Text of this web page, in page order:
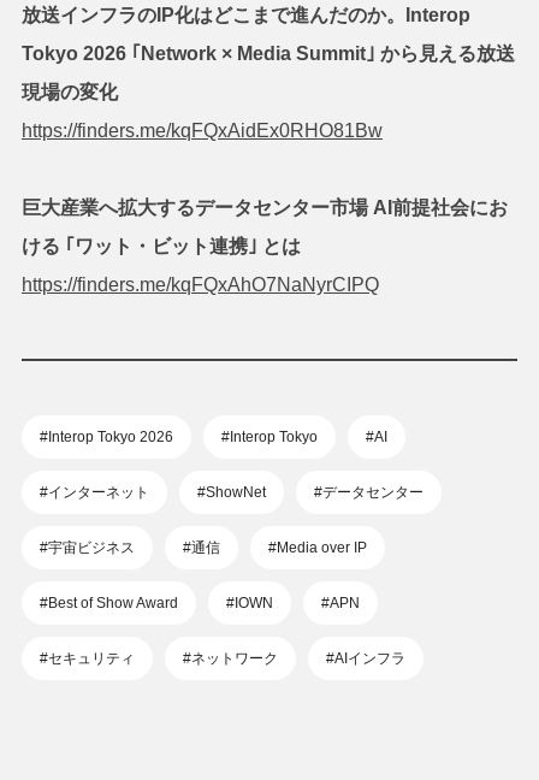
放送インフラのIP化はどこまで進んだのか。Interop
Tokyo 2026 ｢Network × Media Summit｣ から見える放送
現場の変化
https://finders.me/kqFQxAidEx0RHO81Bw
巨大産業へ拡大するデータセンター市場 AI前提社会にお
ける ｢ワット・ビット連携｣ とは
https://finders.me/kqFQxAhO7NaNyrCIPQ
#Interop Tokyo 2026 #Interop Tokyo #AI
#インターネット #ShowNet #データセンター
#宇宙ビジネス #通信 #Media over IP
#Best of Show Award #IOWN #APN
#セキュリティ #ネットワーク #AIインフラ